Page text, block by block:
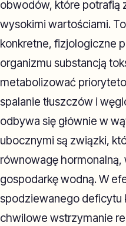
obwodów, które potrafią
wysokimi wartościami.
konkretne, fizjologiczne
organizmu substancją
metabolizować
spalanie tłuszczów i
odbywa się głównie w
ubocznymi są związki,
równowagę hormonalną,
gospodarkę wodną. W
spodziewanego deficytu
chwilowe wstrzymanie